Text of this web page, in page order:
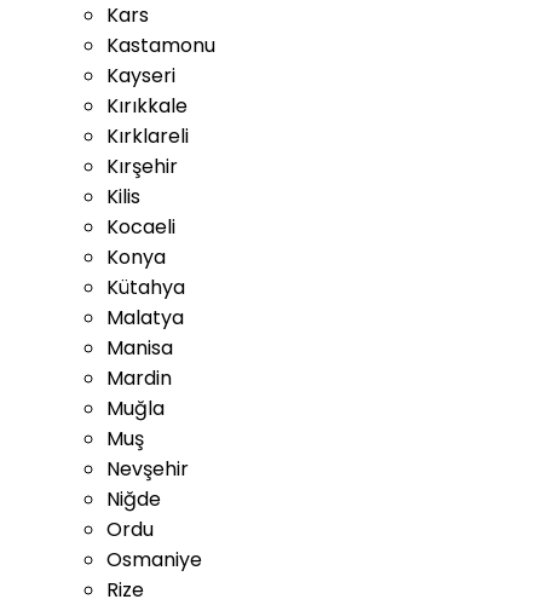
Kars
Kastamonu
Kayseri
Kırıkkale
Kırklareli
Kırşehir
Kilis
Kocaeli
Konya
Kütahya
Malatya
Manisa
Mardin
Muğla
Muş
Nevşehir
Niğde
Ordu
Osmaniye
Rize